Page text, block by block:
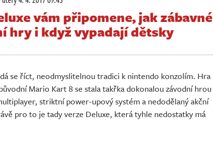
vám připomene, jak zábavné
hry i když vypadají dětsky
se říct, neodmyslitelnou tradici k nintendo konzolím. Hra
Mario Kart 8 se stala takřka dokonalou závodní hrou
striktní power-upový systém a nedodělaný akční
pro to je tady verze Deluxe, která tyhle nedostatky má